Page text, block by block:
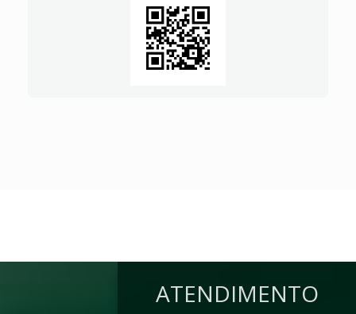
ATENDIMENTO